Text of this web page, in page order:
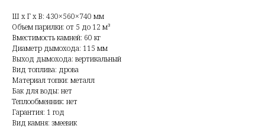
Ш x Г x В: 430×560×740 мм
Объем парилки: от 5 до 12 м³
Вместимость камней: 60 кг
Диаметр дымохода: 115 мм
Выход дымохода: вертикальный
Вид топлива: дрова
Материал топки: металл
Бак для воды: нет
Теплообменник: нет
Гарантия: 1 год
Вид камня: змеевик